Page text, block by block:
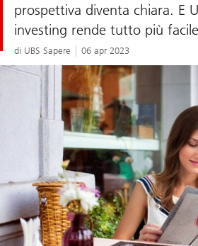
prospettiva diventa chiara. E
investing rende tutto più
di UBS Sapere 06 apr 2023